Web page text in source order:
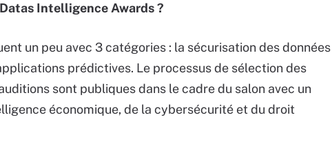
Intelligence Awards ?
un peu avec 3 catégories : la sécurisation des données
prédictives. Le processus de sélection des
sont publiques dans le cadre du salon avec un
économique, de la cybersécurité et du droit